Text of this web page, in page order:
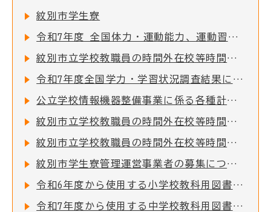
紋別市学生寮
令和7年度 全国体力・運動能力、運動習慣等調査結果について
紋別市立学校教職員の時間外在校等時間の公表について
令和7年度全国学力・学習状況調査結果について
公立学校情報機器整備事業に係る各種計画について
紋別市立学校教職員の時間外在校等時間の公表について
紋別市立学校教職員の時間外在校等時間の公表について
紋別市学生寮管理運営事業者の募集について
令和6年度から使用する小学校教科用図書の採択結果について
令和7年度から使用する中学校教科用図書の採択結果について